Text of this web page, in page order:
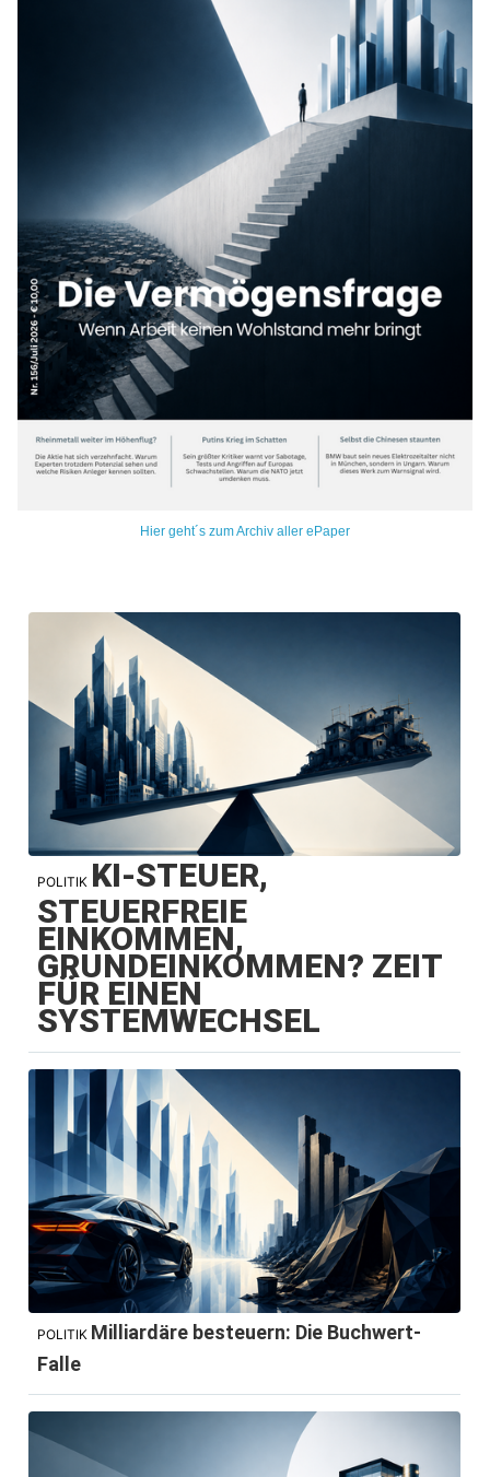
Hier geht´s zum Archiv aller ePaper
POLITIK KI-STEUER,
STEUERFREIE
EINKOMMEN,
GRUNDEINKOMMEN? ZEIT
FÜR EINEN
SYSTEMWECHSEL
POLITIK Milliardäre besteuern: Die Buchwert-
Falle